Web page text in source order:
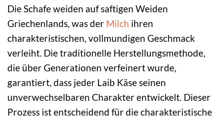
Die Schafe weiden auf saftigen Weiden
Griechenlands, was der Milch ihren
charakteristischen, vollmundigen Geschmack
verleiht. Die traditionelle Herstellungsmethode,
die über Generationen verfeinert wurde,
garantiert, dass jeder Laib Käse seinen
unverwechselbaren Charakter entwickelt. Dieser
Prozess ist entscheidend für die charakteristische